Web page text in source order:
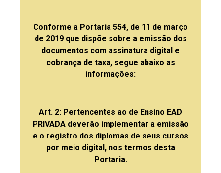
Conforme a Portaria 554, de 11 de março
de 2019 que dispõe sobre a emissão dos
documentos com assinatura digital e
cobrança de taxa, segue abaixo as
informações:
Art. 2: Pertencentes ao de Ensino EAD
PRIVADA deverão implementar a emissão
e o registro dos diplomas de seus cursos
por meio digital, nos termos desta
Portaria.